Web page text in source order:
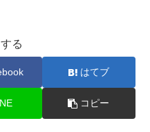
る
はてブ
コピー